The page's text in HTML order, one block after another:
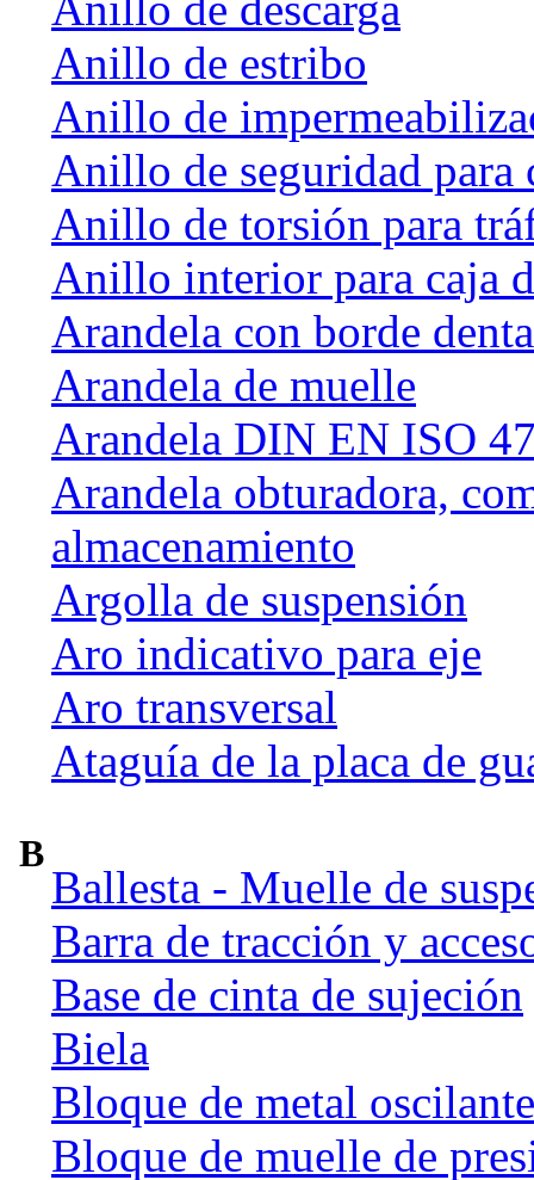
Anillo de estribo
Anillo de
Anillo de seguridad para
Anillo de torsión para
Anillo interior para caja
Arandela con borde
Arandela de muelle
Arandela DIN EN ISO
Arandela obturadora,
almacenamiento
Argolla de suspensión
Aro indicativo para eje
Aro transversal
Ataguía de la placa de
B
Ballesta - Muelle de
Barra de tracción y
Base de cinta de sujeción
Biela
Bloque de metal oscilante
Bloque de muelle de